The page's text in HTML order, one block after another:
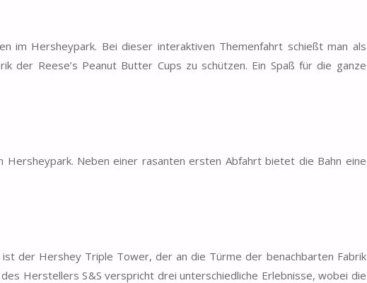
im Hersheypark. Bei dieser interaktiven Themenfahrt schießt man als
der Reese’s Peanut Butter Cups zu schützen. Ein Spaß für die ganze
Hersheypark. Neben einer rasanten ersten Abfahrt bietet die Bahn eine
der Hershey Triple Tower, der an die Türme der benachbarten Fabrik
Herstellers S&S verspricht drei unterschiedliche Erlebnisse, wobei die